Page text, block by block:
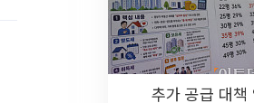
추가 공급 대